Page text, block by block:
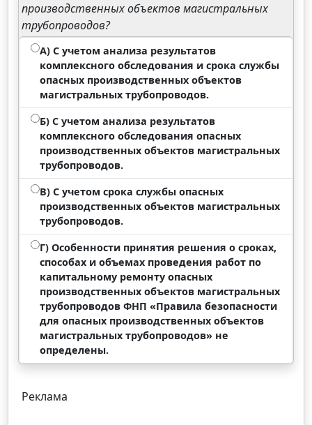
производственных объектов магистральных
трубопроводов?
А) С учетом анализа результатов
комплексного обследования и срока службы
опасных производственных объектов
магистральных трубопроводов.
Б) С учетом анализа результатов
комплексного обследования опасных
производственных объектов магистральных
трубопроводов.
В) С учетом срока службы опасных
производственных объектов магистральных
трубопроводов.
Г) Особенности принятия решения о сроках,
способах и объемах проведения работ по
капитальному ремонту опасных
производственных объектов магистральных
трубопроводов ФНП «Правила безопасности
для опасных производственных объектов
магистральных трубопроводов» не
определены.
Реклама